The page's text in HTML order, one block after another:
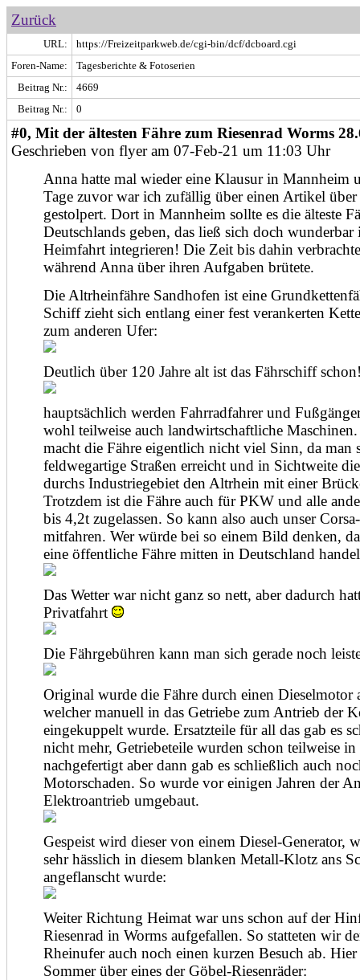
Zurück
URL:
https://Freizeitparkweb.de/cgi-bin/dcf/dcboard.cgi
Foren-Name:
Tagesberichte & Fotoserien
Beitrag Nr.:
4669
Beitrag Nr.:
0
#0, Mit der ältesten Fähre zum Riesenrad Worms
Geschrieben von flyer am 07-Feb-21 um 11:03 Uhr
Anna hatte mal wieder eine Klausur in Mannheim
Tage zuvor war ich zufällig über einen Artikel über
gestolpert. Dort in Mannheim sollte es die älteste
Deutschlands geben, das ließ sich doch wunderbar
Heimfahrt integrieren! Die Zeit bis dahin
während Anna über ihren Aufgaben brütete.
Die Altrheinfähre Sandhofen ist eine
Schiff zieht sich entlang einer fest verankerten
zum anderen Ufer:
Deutlich über 120 Jahre alt ist das Fährschiff
hauptsächlich werden Fahrradfahrer und
wohl teilweise auch landwirtschaftliche
macht die Fähre eigentlich nicht viel Sinn, da man
feldwegartige Straßen erreicht und in Sichtweite
durchs Industriegebiet den Altrhein mit einer
Trotzdem ist die Fähre auch für PKW und alle
bis 4,2t zugelassen. So kann also auch unser
mitfahren. Wer würde bei so einem Bild denken,
eine öffentliche Fähre mitten in Deutschland
Das Wetter war nicht ganz so nett, aber dadurch
Privatfahrt
Die Fährgebühren kann man sich gerade noch
Original wurde die Fähre durch einen Dieselmotor
welcher manuell in das Getriebe zum Antrieb der
eingekuppelt wurde. Ersatzteile für all das gab es
nicht mehr, Getriebeteile wurden schon teilweise
nachgefertigt aber dann gab es schließlich auch
Motorschaden. So wurde vor einigen Jahren der
Elektroantrieb umgebaut.
Gespeist wird dieser von einem Diesel-Generator,
sehr hässlich in diesem blanken Metall-Klotz ans
angeflanscht wurde:
Weiter Richtung Heimat war uns schon auf der
Riesenrad in Worms aufgefallen. So statteten wir
Rheinufer auch noch einen kurzen Besuch ab. Hier
Sommer über eines der Göbel-Riesenräder: